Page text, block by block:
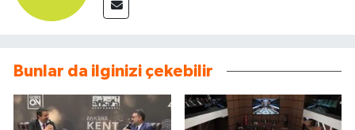
Bunlar da ilginizi çekebilir